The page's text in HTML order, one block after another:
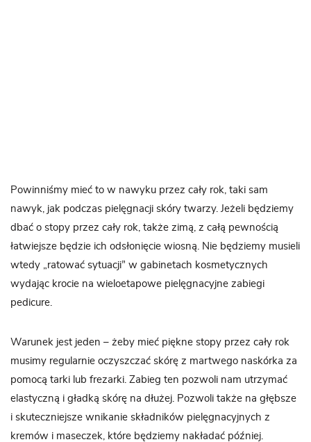
Powinniśmy mieć to w nawyku przez cały rok, taki sam
nawyk, jak podczas pielęgnacji skóry twarzy. Jeżeli będziemy
dbać o stopy przez cały rok, także zimą, z całą pewnością
łatwiejsze będzie ich odsłonięcie wiosną. Nie będziemy musieli
wtedy „ratować sytuacji” w gabinetach kosmetycznych
wydając krocie na wieloetapowe pielęgnacyjne zabiegi
pedicure.
Warunek jest jeden – żeby mieć piękne stopy przez cały rok
musimy regularnie oczyszczać skórę z martwego naskórka za
pomocą tarki lub frezarki. Zabieg ten pozwoli nam utrzymać
elastyczną i gładką skórę na dłużej. Pozwoli także na głębsze
i skuteczniejsze wnikanie składników pielęgnacyjnych z
kremów i maseczek, które będziemy nakładać później.